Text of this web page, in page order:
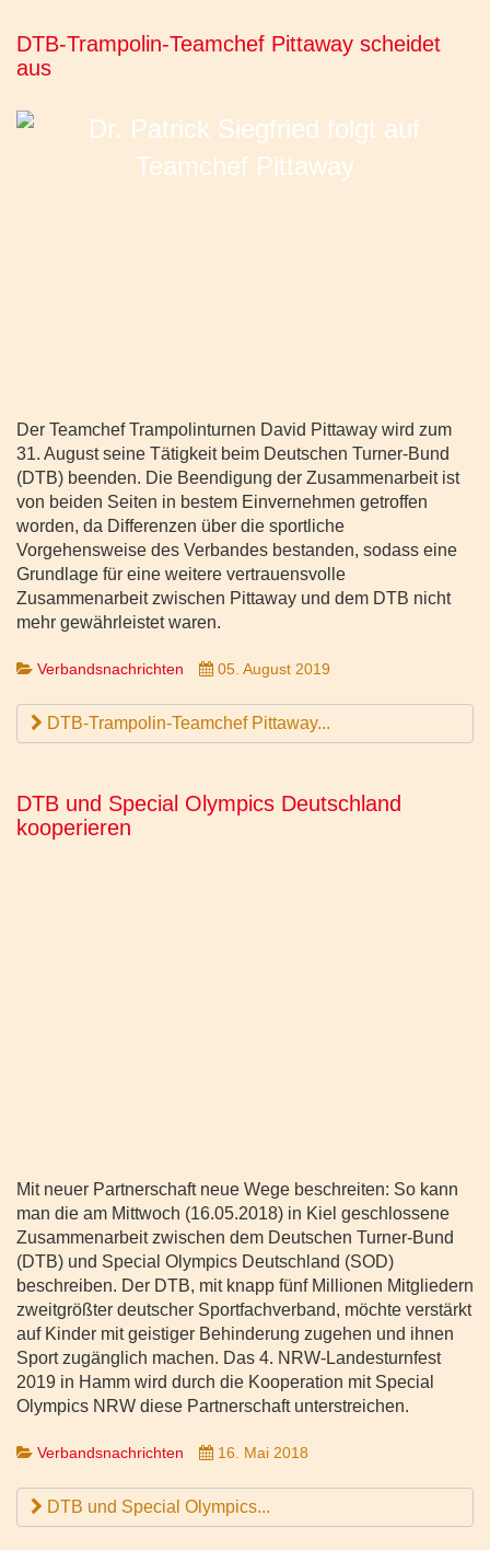
DTB-Trampolin-Teamchef Pittaway scheidet
aus
Der Teamchef Trampolinturnen David Pittaway wird zum
31. August seine Tätigkeit beim Deutschen Turner-Bund
(DTB) beenden. Die Beendigung der Zusammenarbeit ist
von beiden Seiten in bestem Einvernehmen getroffen
worden, da Differenzen über die sportliche
Vorgehensweise des Verbandes bestanden, sodass eine
Grundlage für eine weitere vertrauensvolle
Zusammenarbeit zwischen Pittaway und dem DTB nicht
mehr gewährleistet waren.
Verbandsnachrichten 05. August 2019
DTB-Trampolin-Teamchef Pittaway...
DTB und Special Olympics Deutschland
kooperieren
Mit neuer Partnerschaft neue Wege beschreiten: So kann
man die am Mittwoch (16.05.2018) in Kiel geschlossene
Zusammenarbeit zwischen dem Deutschen Turner-Bund
(DTB) und Special Olympics Deutschland (SOD)
beschreiben. Der DTB, mit knapp fünf Millionen Mitgliedern
zweitgrößter deutscher Sportfachverband, möchte verstärkt
auf Kinder mit geistiger Behinderung zugehen und ihnen
Sport zugänglich machen. Das 4. NRW-Landesturnfest
2019 in Hamm wird durch die Kooperation mit Special
Olympics NRW diese Partnerschaft unterstreichen.
Verbandsnachrichten 16. Mai 2018
DTB und Special Olympics...